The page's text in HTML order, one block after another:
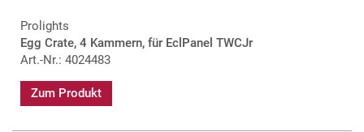
Prolights
Egg Crate, 4 Kammern, für EclPanel TWCJr
Art.-Nr.: 4024483
Zum Produkt